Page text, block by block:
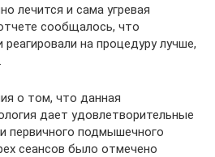
лечится и сама угревая
сообщалось, что
на процедуру лучше,
о том, что данная
дает удовлетворительные
первичного подмышечного
сеансов было отмечено